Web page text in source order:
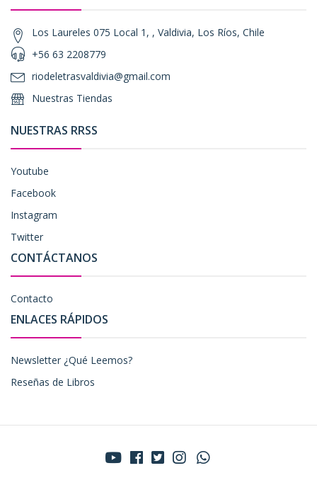
Los Laureles 075 Local 1, , Valdivia, Los Ríos, Chile
+56 63 2208779
riodeletrasvaldivia@gmail.com
Nuestras Tiendas
NUESTRAS RRSS
Youtube
Facebook
Instagram
Twitter
CONTÁCTANOS
Contacto
ENLACES RÁPIDOS
Newsletter ¿Qué Leemos?
Reseñas de Libros